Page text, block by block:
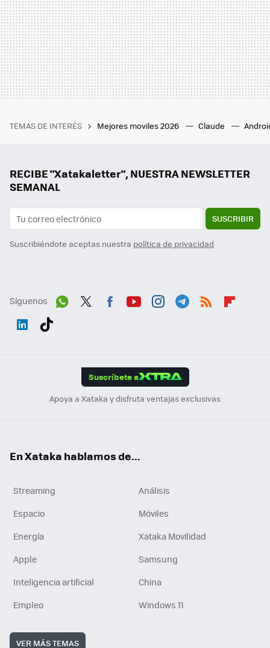
TEMAS DE INTERÉS Mejores moviles 2026 Claude
RECIBE "Xatakaletter", NUESTRA NEWSLETTER
SEMANAL
SUSCRIBIR
Suscribiéndote aceptas nuestra política de privacidad
Síguenos
Suscríbete a
Apoya a Xataka y disfruta ventajas exclusivas
En Xataka hablamos de...
Streaming
Análisis
Espacio
Móviles
Energía
Xataka Movilidad
Apple
Samsung
Inteligencia artificial
China
Empleo
Windows 11
VER MÁS TEMAS